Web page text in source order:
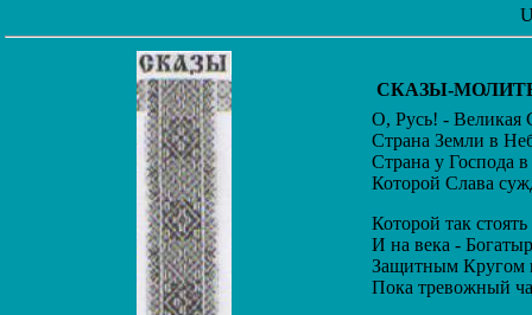
СКАЗЫ-
О, Русь! - Великая
Страна Земли в
Страна у Господа в
Которой Слава
Которой так
И на века -
Защитным Кругом
Пока тревожный